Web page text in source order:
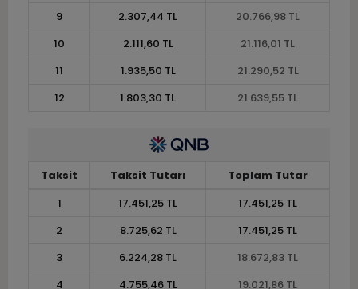
9
2.307,44 TL
20.766,98 TL
10
2.111,60 TL
21.116,01 TL
11
1.935,50 TL
21.290,52 TL
12
1.803,30 TL 21.639,55 TL
Taksit Taksit Tutarı
Toplam Tutar
1
17.451,25 TL
17.451,25 TL
2
8.725,62 TL
17.451,25 TL
3
6.224,28 TL
18.672,83 TL
4
4.755,46 TL 19.021,86 TL